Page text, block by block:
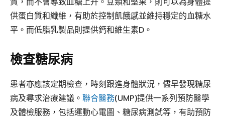
供蛋白質和纖維，有助於控制飢餓感並維持穩定的血糖水
平。而低脂乳製品則提供鈣和維生素D。
檢查糖尿病
患者亦應該定期檢查，時刻跟進身體狀況，儘早發現糖尿
病及尋求治療建議。 聯合醫務(UMP)提供一系列預防醫學
及體檢服務，包括運動心電圖、糖尿病測試等，有助預防